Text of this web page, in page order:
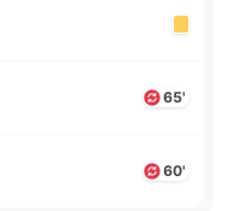
65'
60'